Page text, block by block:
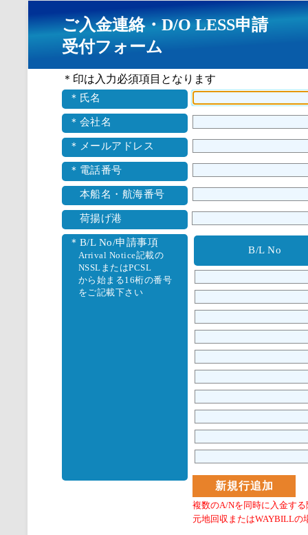
ご入金連絡・D/O LESS申請
受付フォーム
＊印は入力必須項目となります
＊氏名
＊会社名
＊メールアドレス
＊電話番号
本船名・航海番号
荷揚げ港
＊B/L No/申請事項
Arrival Notice記載の
NSSLまたはPCSL
から始まる16桁の番号
をご記載下さい
B/L No
複数のA/Nを同時に入金す
元地回収またはWAYBILLの